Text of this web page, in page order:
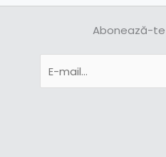
Abonează-te